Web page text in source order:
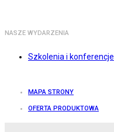
NASZE WYDARZENIA
Szkolenia i konferencje
MAPA STRONY
OFERTA PRODUKTOWA